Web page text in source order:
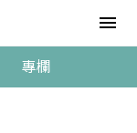
專欄